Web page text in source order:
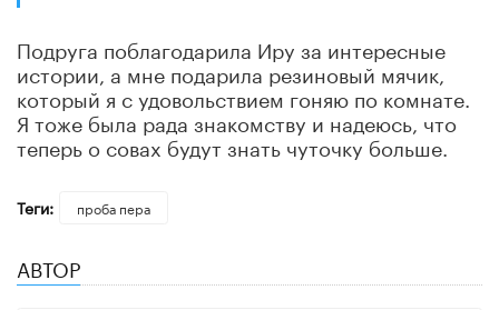
Подруга поблагодарила Иру за интересные
истории, а мне подарила резиновый мячик,
который я с удовольствием гоняю по комнате.
Я тоже была рада знакомству и надеюсь, что
теперь о совах будут знать чуточку больше.
Теги: проба пера
АВТОР